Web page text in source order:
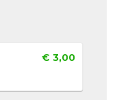
€ 3,00